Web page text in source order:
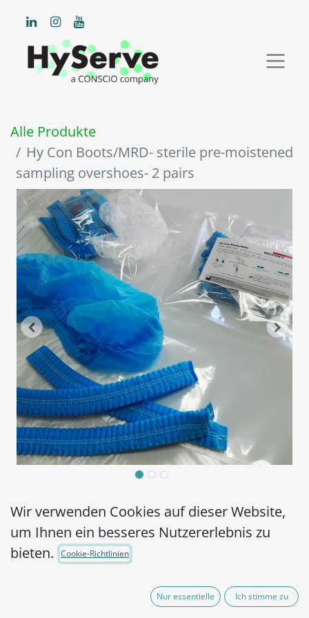
Alle Produkte
Hy Con Boots/MRD- sterile pre-moistened
sampling overshoes- 2 pairs
Hy Con Boots/MRD-
sterile pre-moistened
sampling overshoes- 2
Wir verwenden Cookies auf dieser Website,
um Ihnen ein besseres Nutzererlebnis zu
bieten.
Cookie-Richtlinien
Nur essentielle Ich stimme zu